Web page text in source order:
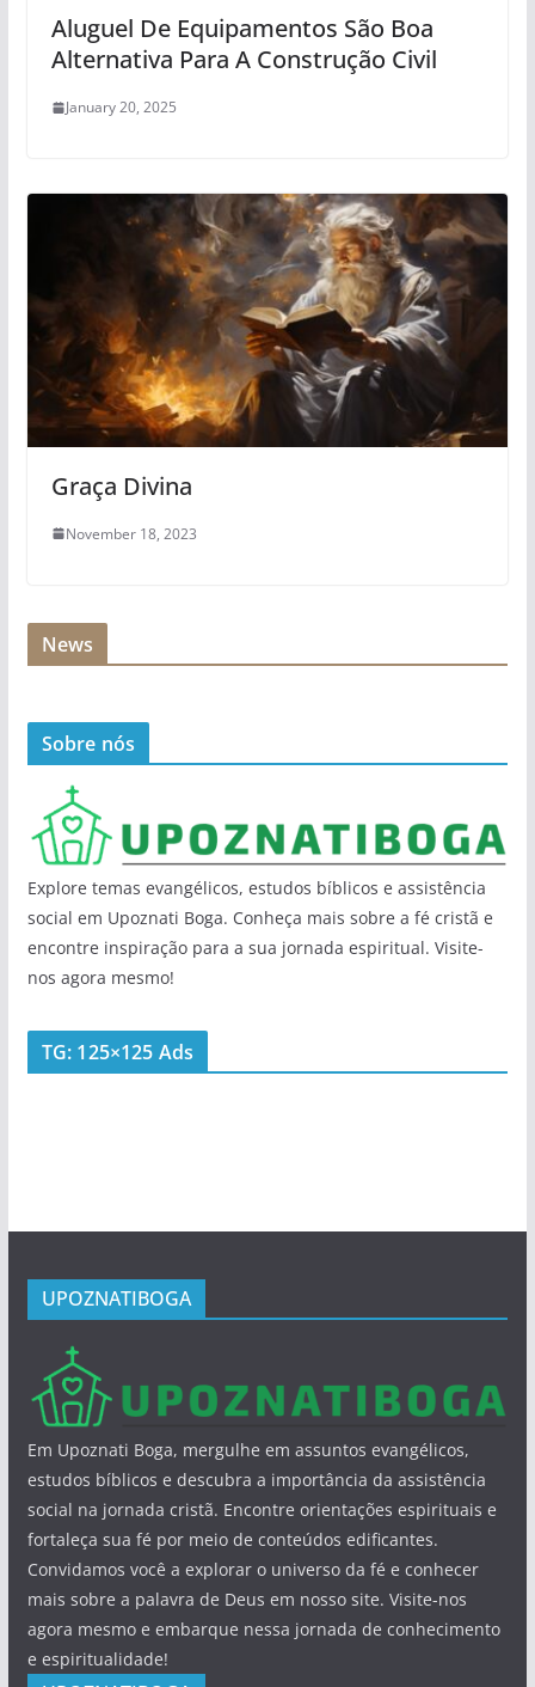
Aluguel De Equipamentos São Boa
Alternativa Para A Construção Civil
January 20, 2025
Graça Divina
November 18, 2023
News
Sobre nós
Explore temas evangélicos, estudos bíblicos e assistência
social em Upoznati Boga. Conheça mais sobre a fé cristã e
encontre inspiração para a sua jornada espiritual. Visite-
nos agora mesmo!
TG: 125×125 Ads
UPOZNATIBOGA
Em Upoznati Boga, mergulhe em assuntos evangélicos,
estudos bíblicos e descubra a importância da assistência
social na jornada cristã. Encontre orientações espirituais e
fortaleça sua fé por meio de conteúdos edificantes.
Convidamos você a explorar o universo da fé e conhecer
mais sobre a palavra de Deus em nosso site. Visite-nos
agora mesmo e embarque nessa jornada de conhecimento
e espiritualidade!